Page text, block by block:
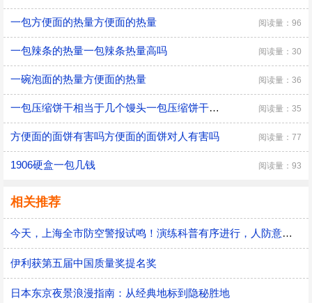
一包方便面的热量方便面的热量 阅读量：96
一包辣条的热量一包辣条热量高吗 阅读量：30
一碗泡面的热量方便面的热量 阅读量：36
一包压缩饼干相当于几个馒头一包压缩饼干热量相当于几个馒头热量 阅读量：35
方便面的面饼有害吗方便面的面饼对人有害吗 阅读量：77
1906硬盒一包几钱 阅读量：93
相关推荐
今天，上海全市防空警报试鸣！演练科普有序进行，人防意识“声入人心”
伊利获第五届中国质量奖提名奖
日本东京夜景浪漫指南：从经典地标到隐秘胜地